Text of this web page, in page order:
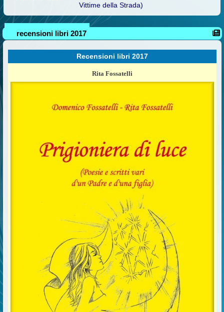
Vittime della Strada)
recensioni libri 2017
Recensioni libri 2017
Rita Fossatelli